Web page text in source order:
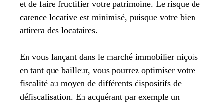
et de faire fructifier votre patrimoine. Le risque de
carence locative est minimisé, puisque votre bien
attirera des locataires.
En vous lançant dans le marché immobilier niçois
en tant que bailleur, vous pourrez optimiser votre
fiscalité au moyen de différents dispositifs de
défiscalisation. En acquérant par exemple un